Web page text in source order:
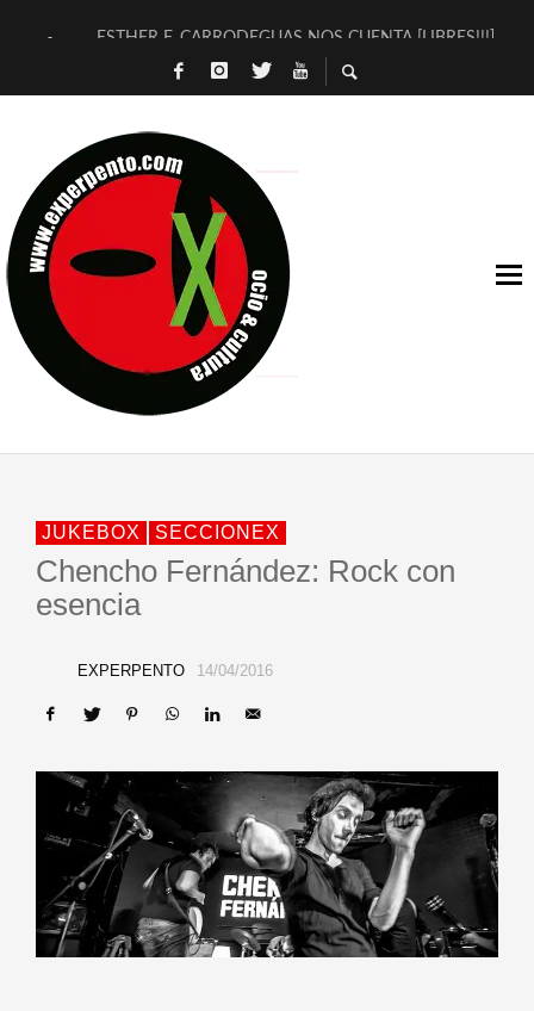
ESTHER F. CARRODEGUAS NOS CUENTA [LIBRES!!!]
[TERRA DE GUAPES] DE SANDRA MONFORT
TIMBRE 4, LA ESCUELA DEL DIRECTOR TEATRAL CLAUDIO
30 AÑOS (NO ES NADA) DE LA KATARSIS DEL TOMATAZO
MILITARES JUDÍAS EN #EXVITA
D’BALDOMEROS REINVENTAN [BITÁCORA 3.0] EN EXVITA
MARSHALL FLASH PRESENTA EN EXVITA [RELATIVA
JOFRE BARDAGÍ EN EXVITA INTERPRETANDO A SERRAT
JUKEBOX SECCIONEX
Chencho Fernández: Rock con
esencia
EXPERPENTO 14/04/2016